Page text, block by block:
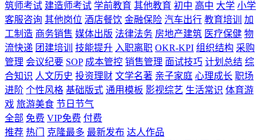
筑师考试 建造师考试 学前教育 其他教育 初中 高中 大学 小学
客服咨询 其他岗位 酒店餐饮 金融保险 汽车出行 教育培训
加
工制造 商务销售 媒体出版 法律法务 房地产建筑 医疗保健 物
流快递 团建培训 技能提升 入职离职 OKR-KPI 组织结构 采购
管理 会议纪要 SOP 成本管控 销售管理 面试技巧 计划总结 综
合知识 人文历史 投资理财 文学名著 亲子家庭 心理成长 职场
进阶 个性风格 基础版式 通用模板 影视综艺 生活常识 体育游
戏 旅游美食 节日节气
全部 免费 VIP免费 付费
推荐 热门 克隆最多 最新发布 达人作品